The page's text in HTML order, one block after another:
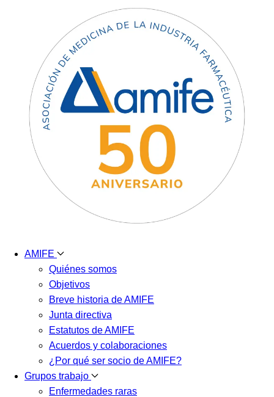
AMIFE
Quiénes somos
Objetivos
Breve historia de AMIFE
Junta directiva
Estatutos de AMIFE
Acuerdos y colaboraciones
¿Por qué ser socio de AMIFE?
Grupos trabajo
Enfermedades raras